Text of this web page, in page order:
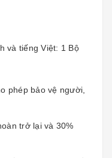
và tiếng Việt: 1 Bộ
phép bảo vệ người,
trở lại và 30%